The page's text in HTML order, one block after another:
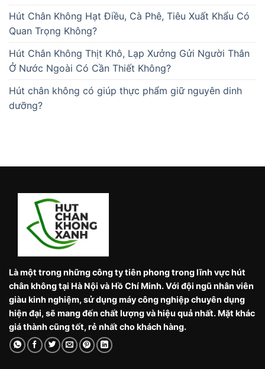
Hút Chân Không Hạt Điều, Cà Phê, Tiêu Xuất Khẩu Có
Quan Trọng Không?
Hút Chân Không Thịt Khô, Lạp Xưởng Gửi Người Thân
Ở Nước Ngoài Có Cần Thiết Không?
Hút chân không có giúp thực phẩm giữ nguyên dinh
dưỡng?
Là một trong những công ty tiên phong trong lĩnh vực hút
chân không tại Hà Nội và Hồ Chí Minh. Với đội ngũ nhân viên
giàu kinh nghiệm, sử dụng máy công nghiệp chuyên dụng
hiện đại, sẽ mang đến chất lượng và hiệu quả nhất. Mặt khác
giá thành cũng tốt, rẻ nhất cho khách hàng.